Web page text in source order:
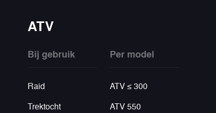
ATV
Bij gebruik
Raid
Trektocht
Per model
ATV ≤ 300
ATV 550